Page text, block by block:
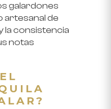
galardones
artesanal de
la consistencia
notas